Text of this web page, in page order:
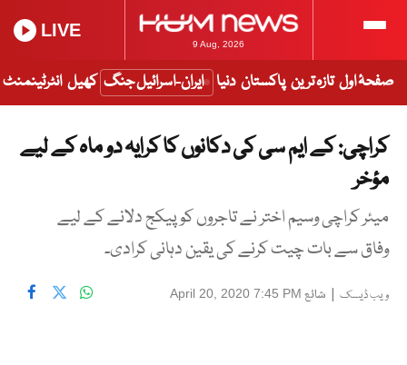
9 Aug, 2026
LIVE
صفحۂ اول تازہ ترین پاکستان دنیا ایران-اسرائیل جنگ کھیل انٹرٹینمنٹ
کراچی: کے ایم سی کی دکانوں کا کرایہ دو ماہ کے لیے
مؤخر
میئر کراچی وسیم اختر نے تاجروں کو پیکج دلانے کے لیے
وفاق سے بات چیت کرنے کی یقین دہانی کرادی۔
ویب ڈیسک | شائع April 20, 2020 7:45 PM